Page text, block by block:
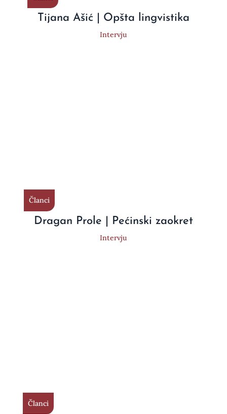
Tijana Ašić | Opšta lingvistika
Intervju
Članci
Dragan Prole | Pećinski zaokret
Intervju
Članci